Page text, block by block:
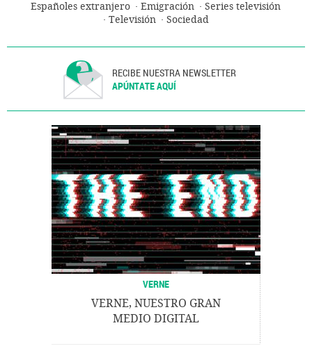
Españoles extranjero Emigración
Series televisión
Televisión
Sociedad
RECIBE NUESTRA NEWSLETTER
APÚNTATE AQUÍ
VERNE
VERNE, NUESTRO GRAN
MEDIO DIGITAL